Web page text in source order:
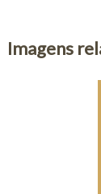
Imagens